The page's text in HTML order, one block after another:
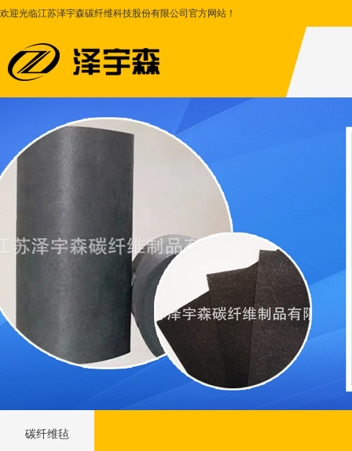
欢迎光临江苏泽宇森碳纤维科技股份有限公司官方网站！
碳纤维毡